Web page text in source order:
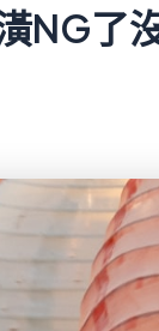
NG了